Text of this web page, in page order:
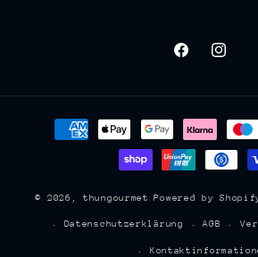
Facebook
Zahlungsmethoden
© 2026,thungourmet Powered by
Datenschutzerklärung AGB